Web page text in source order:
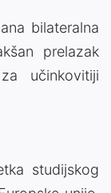
bilateralna
prelazak
učinkovitiji
studijskog